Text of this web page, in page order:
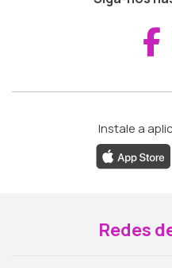
Instale a
Redes